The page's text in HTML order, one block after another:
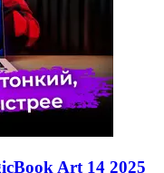
Art 14 2025